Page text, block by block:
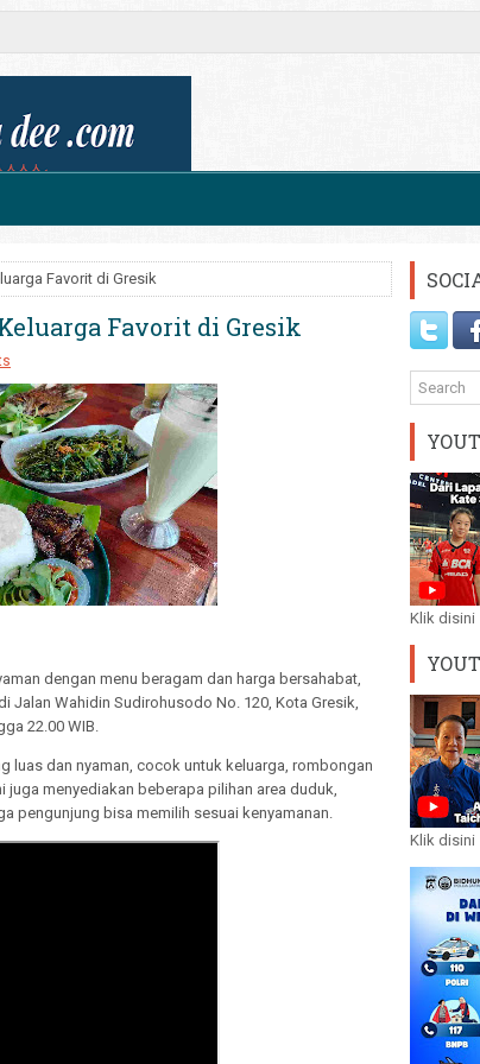
Favorit di Gresik
Favorit di Gresik
dengan menu beragam dan harga bersahabat,
Jalan Wahidin Sudirohusodo No. 120, Kota Gresik,
22.00 WIB.
luas dan nyaman, cocok untuk keluarga, rombongan
juga menyediakan beberapa pilihan area duduk,
pengunjung bisa memilih sesuai kenyamanan.
Klik disini
Klik disini